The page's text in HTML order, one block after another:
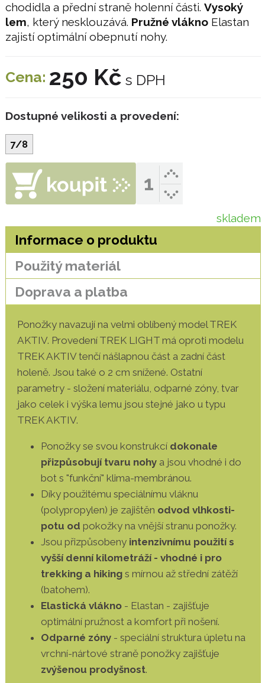
chodidla a přední straně holenní části. Vysoký
lem, který nesklouzává. Pružné vlákno Elastan
zajistí optimální obepnutí nohy.
Cena: 250 Kč s DPH
Dostupné velikosti a provedení:
7/8
skladem
Informace o produktu
Použitý materiál
Doprava a platba
Ponožky navazují na velmi oblíbený model TREK
AKTIV. Provedení TREK LIGHT má oproti modelu
TREK AKTIV tenčí nášlapnou část a zadní část
holeně. Jsou také o 2 cm snížené. Ostatní
parametry - složení materiálu, odparné zóny, tvar
jako celek i výška lemu jsou stejné jako u typu
TREK AKTIV.
Ponožky se svou konstrukcí dokonale
přizpůsobují tvaru nohy a jsou vhodné i do
bot s "funkční" klima-membránou.
Díky použitému speciálnímu vláknu
(polypropylen) je zajištěn odvod vlhkosti-
potu od pokožky na vnější stranu ponožky.
Jsou přizpůsobeny intenzivnímu použití s
vyšší denní kilometráží - vhodné i pro
trekking a hiking s mírnou až střední zátěží
(batohem).
Elastická vlákno - Elastan - zajišťuje
optimální pružnost a komfort při nošení.
Odparné zóny - speciální struktura úpletu na
vrchní-nártové straně ponožky zajišťuje
zvýšenou prodyšnost.